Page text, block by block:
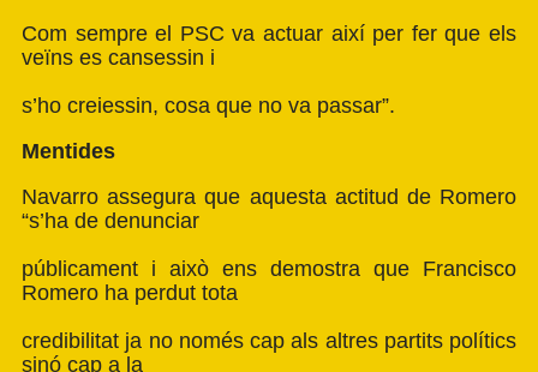
Com sempre el PSC va actuar així per fer que els
veïns es cansessin i
s’ho creiessin, cosa que no va passar”.
Mentides
Navarro assegura que aquesta actitud de Romero
“s’ha de denunciar
públicament i això ens demostra que Francisco
Romero ha perdut tota
credibilitat ja no només cap als altres partits polítics
sinó cap a la